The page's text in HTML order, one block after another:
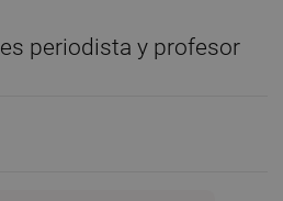
es periodista y profesor